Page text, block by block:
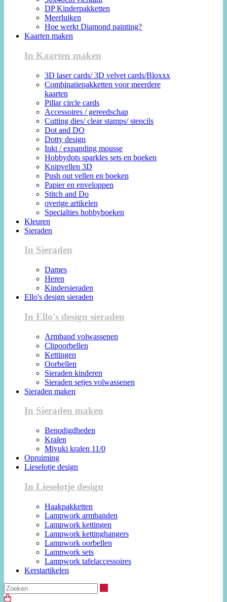
DP Kinderpakketten
Meerluiken
Hoe werkt Diamond painting?
Kaarten maken
In Kaarten maken
3D laser cards/ 3D velvet cards/Bloxxx
Combinatiepakketten voor meerdere
kaarten
Pillar circle cards
Accessoires / gereedschap
Cutting dies/ clear stamps/ stencils
Dot and DO
Dotty design
Inkt / expanding mousse
Hobbydots sparkles sets en boeken
Knipvellen 3D
Push out vellen en boeken
Papier en enveloppen
Stitch and Do
overige artikelen
Specialties hobbyboeken
Kleuren
Sieraden
In Sieraden
Dames
Heren
Kindersieraden
Ello's design sieraden
In Ello's design sieraden
Armband volwassenen
Clipoorbellen
Kettingen
Oorbellen
Sieraden kinderen
Sieraden setjes volwassenen
Sieraden maken
In Sieraden maken
Benodigdheden
Kralen
Miyuki kralen 11/0
Opruiming
Lieselotje design
In Lieselotje design
Haakpakketten
Lampwork armbanden
Lampwork kettingen
Lampwork kettinghangers
Lampwork oorbellen
Lampwork sets
Lampwork tafelaccessoires
Kerstartikelen